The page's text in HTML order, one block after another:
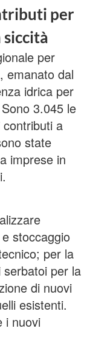
per
per
emanato dal
idrica per
3.045 le
a
state
imprese in
stoccaggio
per la
per la
di nuovi
esistenti.
i nuovi